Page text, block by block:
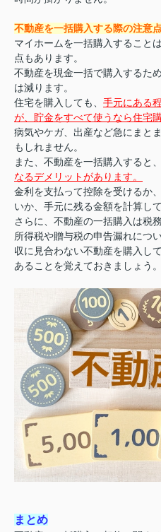
不動産を一括購入する際の注意
マイホームを一括購入すること
点もあります。
不動産を現金一括で購入するた
は減ります。
住宅を購入しても、 手元にある
が、貯金をすべて使うなら住宅
病気やケガ、出産など急にまと
もしれません。
また、不動産を一括購入すると、
なるデメリットがあります。
金利を支払って控除を受けるか
いか、手元に残る金額を計算し
さらに、不動産の一括購入は税
所得税や贈与税の申告漏れにつ
収に見合わない不動産を購入し
あることを覚えておきましょう。
まとめ